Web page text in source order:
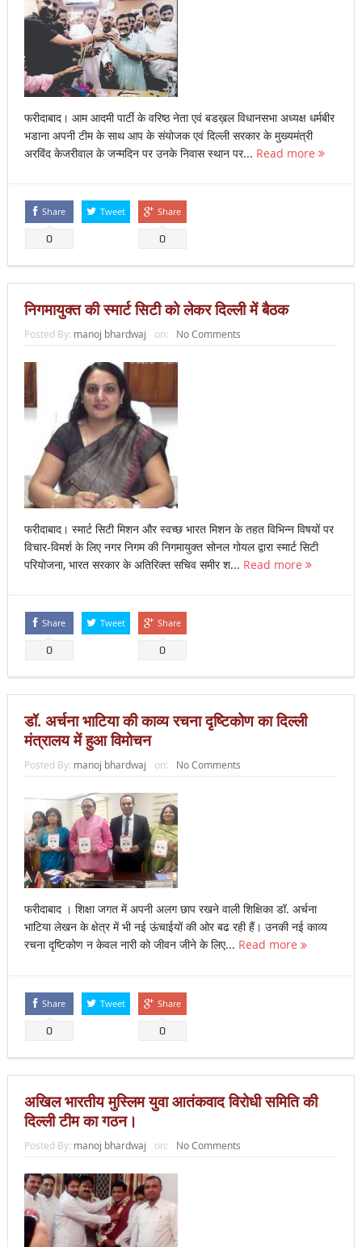
फरीदाबाद। आम आदमी पार्टी के वरिष्ठ नेता एवं बडख़ल विधानसभा अध्यक्ष धर्मबीर
भडाना अपनी टीम के साथ आप के संयोजक एवं दिल्ली सरकार के मुख्यमंत्री
अरविंद केजरीवाल के जन्मदिन पर उनके निवास स्थान पर... Read more
Share
0
Tweet Share
0
निगमायुक्त की स्मार्ट सिटी को लेकर दिल्ली में बैठक
Posted By: manoj bhardwaj on: No Comments
फरीदाबाद। स्मार्ट सिटी मिशन और स्वच्छ भारत मिशन के तहत विभिन्न विषयों पर
विचार-विमर्श के लिए नगर निगम की निगमायुक्त सोनल गोयल द्वारा स्मार्ट सिटी
परियोजना, भारत सरकार के अतिरिक्त सचिव समीर श... Read more
Share
0
Tweet Share
0
डॉ. अर्चना भाटिया की काव्य रचना दृष्टिकोण का दिल्ली
मंत्रालय में हुआ विमोचन
Posted By: manoj bhardwaj on: No Comments
फरीदाबाद । शिक्षा जगत में अपनी अलग छाप रखने वाली शिक्षिका डॉ. अर्चना
भाटिया लेखन के क्षेत्र में भी नई ऊंचाईयों की ओर बढ रही हैं। उनकी नई काव्य
रचना दृष्टिकोण न केवल नारी को जीवन जीने के लिए... Read more
Share
0
Tweet Share
0
अखिल भारतीय मुस्लिम युवा आतंकवाद विरोधी समिति की
दिल्ली टीम का गठन।
Posted By: manoj bhardwaj on: No Comments